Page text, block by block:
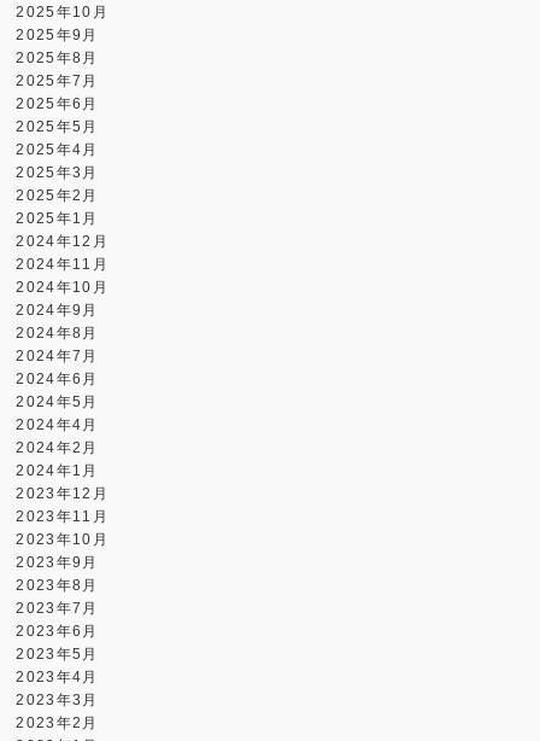
2025年10月
2025年9月
2025年8月
2025年7月
2025年6月
2025年5月
2025年4月
2025年3月
2025年2月
2025年1月
2024年12月
2024年11月
2024年10月
2024年9月
2024年8月
2024年7月
2024年6月
2024年5月
2024年4月
2024年2月
2024年1月
2023年12月
2023年11月
2023年10月
2023年9月
2023年8月
2023年7月
2023年6月
2023年5月
2023年4月
2023年3月
2023年2月